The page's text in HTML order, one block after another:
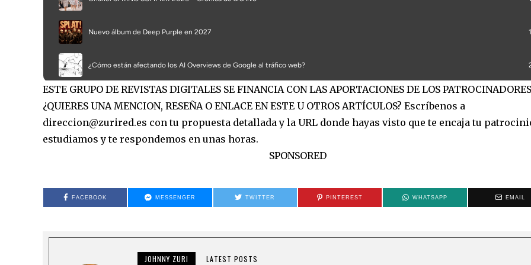
ESTE GRUPO DE REVISTAS DIGITALES SE FINANCIA CON LAS APORTACIONES DE LOS
¿QUIERES UNA MENCION, RESEÑA O ENLACE EN ESTE U OTROS ARTÍCULOS? Escríbenos a
direccion@zurired.es con tu propuesta detallada y la URL donde hayas visto que te encaja tu
estudiamos y te respondemos en unas horas.
SPONSORED
FACEBOOK MESSENGER TWITTER PINTEREST WHATSAPP EMAIL
JOHNNY ZURI LATEST POSTS